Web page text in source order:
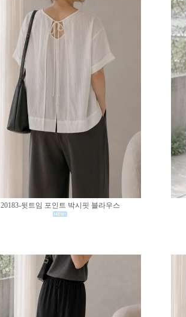
20183-뒷트임 포인트 박시핏 블라우스